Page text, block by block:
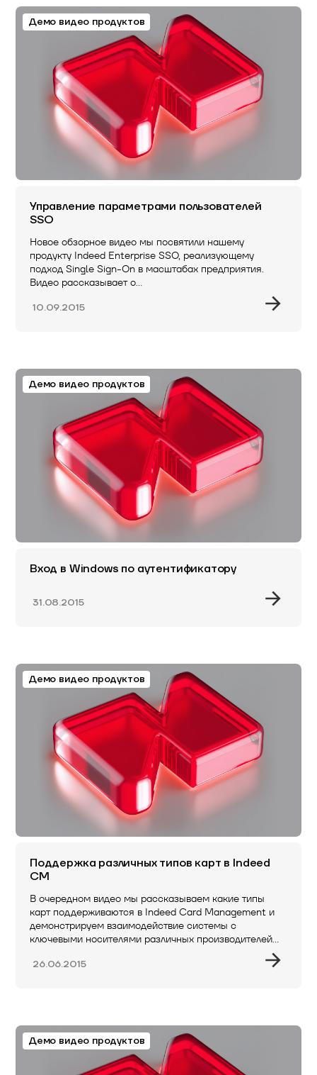
Демо видео продуктов
Управление параметрами пользователей
SSO
Новое обзорное видео мы посвятили нашему
продукту Indeed Enterprise SSO, реализующему
подход Single Sign-On в масштабах предприятия.
Видео рассказывает о…
10.09.2015
Демо видео продуктов
Вход в Windows по аутентификатору
31.08.2015
Демо видео продуктов
Поддержка различных типов карт в Indeed
CM
В очередном видео мы рассказываем какие типы
карт поддерживаются в Indeed Card Management и
демонстрируем взаимодействие системы с
ключевыми носителями различных производителей…
26.06.2015
Демо видео продуктов